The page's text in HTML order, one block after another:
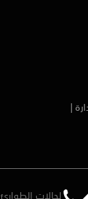
|
لحالات الطوارئ